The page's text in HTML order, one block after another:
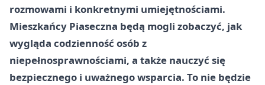
rozmowami i konkretnymi umiejętnościami.
Mieszkańcy Piaseczna będą mogli zobaczyć, jak
wygląda codzienność osób z
niepełnosprawnościami, a także nauczyć się
bezpiecznego i uważnego wsparcia. To nie będzie